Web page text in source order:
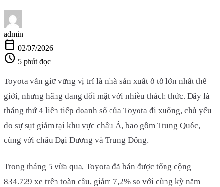
admin
calendar_today 02/07/2026
schedule 5 phút đọc
Toyota vẫn giữ vững vị trí là nhà sản xuất ô tô lớn nhất thế
giới, nhưng hãng đang đối mặt với nhiều thách thức. Đây là
tháng thứ 4 liên tiếp doanh số của Toyota đi xuống, chủ yếu
do sự sụt giảm tại khu vực châu Á, bao gồm Trung Quốc,
cùng với châu Đại Dương và Trung Đông.
Trong tháng 5 vừa qua, Toyota đã bán được tổng cộng
834.729 xe trên toàn cầu, giảm 7,2% so với cùng kỳ năm